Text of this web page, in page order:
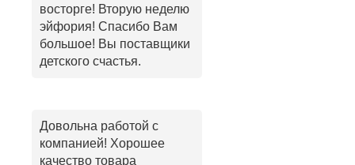
восторге! Вторую неделю
эйфория! Спасибо Вам
большое! Вы поставщики
детского счастья.
Довольна работой с
компанией! Хорошее
качество товара